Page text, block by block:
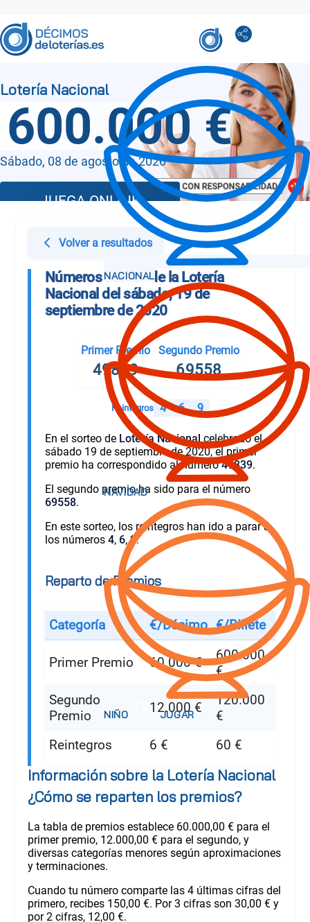
Volver a resultados
Números Sorteo de la Lotería
Nacional del sábado, 19 de
septiembre de 2020
Primer Premio
49839
Segundo Premio
69558
Reintegros 4 6 9
En el sorteo de Lotería Nacionalcelebrado el
sábado 19 de septiembre de 2020, el primer
premio ha correspondido al número49839.
El segundo premio ha sido para el número
69558.
En este sorteo, los reintegros han ido a parar a
los números 4, 6,9 .
Reparto de Premios
Categoría €/Décimo €/Billete
Primer Premio 60.000 €
600.000
€
Segundo
Premio
12.000 €
120.000
€
Reintegros
6 € 60 €
Información sobre la Lotería Nacional
¿Cómo se reparten los premios?
La tabla de premios establece 60.000,00 € para el
primer premio, 12.000,00 € para el segundo, y
diversas categorías menores según aproximaciones
y terminaciones.
Cuando tu número comparte las 4 últimas cifras del
primero, recibes 150,00 €. Por 3 cifras son 30,00 € y
por 2 cifras, 12,00 €.
600.000 €
Sábado, 08 de agosto de 2026
JUEGA ONLINE